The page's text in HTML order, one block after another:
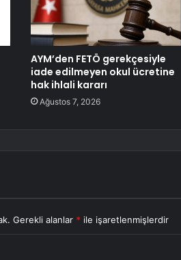
AYM’den FETÖ gerekçesiyle
iade edilmeyen okul ücretine
hak ihlali kararı
Ağustos 7, 2026
Gerekli alanlar * ile işaretlenmişlerdir